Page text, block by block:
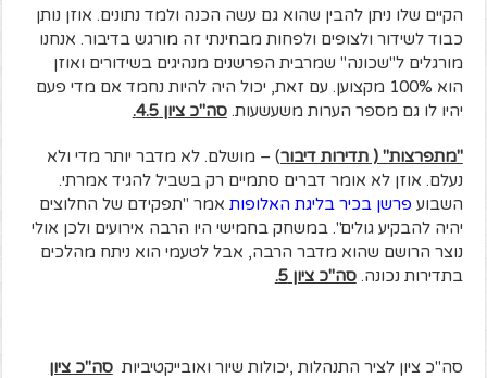
הקיים שלו ניתן להבין שהוא גם עשה הכנה ולמד נתונים. אוזן נותן
כבוד לשידור ולצופים ולפחות מבחינתי זה מורגש בדיבור. אנחנו
מורגלים ל"שכונה" שמרבית הפרשנים מנהיגים בשידורים ואוזן
הוא 100% מקצוען. עם זאת, יכול היה להיות נחמד אם מדי פעם
יהיו לו גם מספר הערות משעשעות.סה"כ ציון 4.5.
"מתפרצות" ( תדירות דיבור) – מושלם. לא מדבר יותר מדי ולא
נעלם. אוזן לא אומר דברים סתמיים רק בשביל להגיד אמרתי.
השבוע פרשן בכיר בליגת האלופות אמר "תפקידם של החלוצים
יהיה להבקיע גולים". במשחק בחמישי היו הרבה אירועים ולכן אולי
נוצר הרושם שהוא מדבר הרבה, אבל לטעמי הוא ניתח מהלכים
בתדירות נכונה.סה"כ ציון 5.
סה"כ ציון לציר התנהלות ,יכולות שיור ואובייקטיביותסה"כ ציון